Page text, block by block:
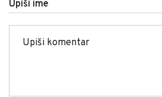
Upiši ime